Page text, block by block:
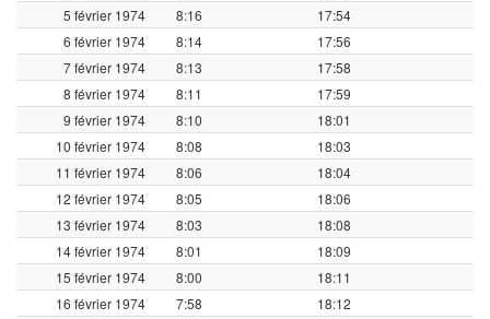
5 février 1974
8:16
17:54
6 février 1974
8:14
17:56
7 février 1974
8:13
17:58
8 février 1974
8:11
17:59
9 février 1974
8:10
18:01
10 février 1974
8:08
18:03
11 février 1974
8:06
18:04
12 février 1974
8:05
18:06
13 février 1974
8:03
18:08
14 février 1974
8:01
18:09
15 février 1974
8:00
18:11
16 février 1974
7:58
18:12